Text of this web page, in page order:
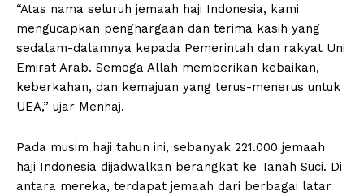
“Atas nama seluruh jemaah haji Indonesia, kami
mengucapkan penghargaan dan terima kasih yang
sedalam-dalamnya kepada Pemerintah dan rakyat Uni
Emirat Arab. Semoga Allah memberikan kebaikan,
keberkahan, dan kemajuan yang terus-menerus untuk
UEA,” ujar Menhaj.
Pada musim haji tahun ini, sebanyak 221.000 jemaah
haji Indonesia dijadwalkan berangkat ke Tanah Suci. Di
antara mereka, terdapat jemaah dari berbagai latar